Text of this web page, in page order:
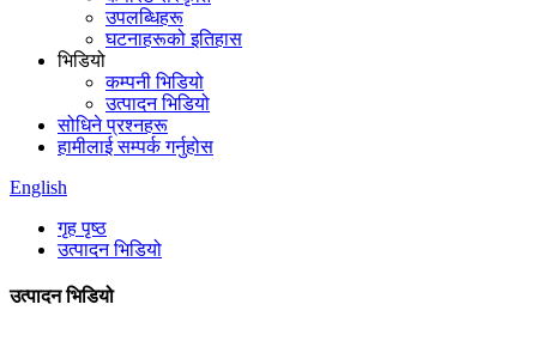
उपलब्धिहरू
घटनाहरूको इतिहास
भिडियो
कम्पनी भिडियो
उत्पादन भिडियो
सोधिने प्रश्नहरू
हामीलाई सम्पर्क गर्नुहोस
English
गृह पृष्ठ
उत्पादन भिडियो
उत्पादन भिडियो